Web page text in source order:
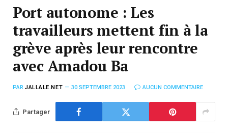
Port autonome : Les
travailleurs mettent fin à la
grève après leur rencontre
avec Amadou Ba
PAR JALLALE.NET 30 SEPTEMBRE 2023 AUCUN COMMENTAIRE
Partager